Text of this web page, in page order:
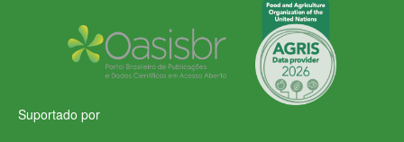
Suportado por